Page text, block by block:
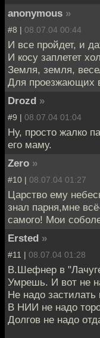
anonymous »
#8 | 08.07.04 00:44
И все пройдет, и
И косу заплетет
Земля, земля,
Для проезжающих
Drozd »
#9 | 08.07.04 01:04
Ну, просто жалко
его маму.
Zero »
#10 | 08.07.04 01:27
Царство ему
знал парня,мне
самого! Мои
Ersted »
#11 | 08.07.04 01:28
В.Шефнер в
Умрешь. И вот не
Не надо застилать
В НИИ не надо
Долгов не надо